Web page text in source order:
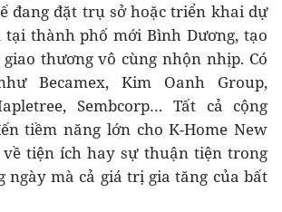
đang đặt trụ sở hoặc triển khai dự
thành phố mới Bình Dương, tạo
thương vô cùng nhộn nhịp. Có
Becamex, Kim Oanh Group,
Sembcorp… Tất cả cộng
tiềm năng lớn cho K-Home New
tiện ích hay sự thuận tiện trong
ngày mà cả giá trị gia tăng của bất